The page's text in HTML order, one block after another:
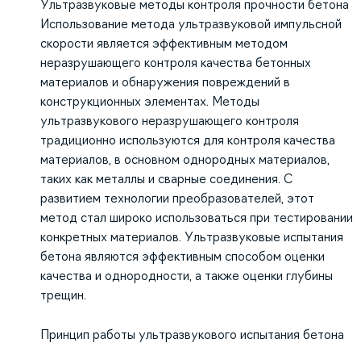
Ультразвуковые методы контроля прочности бетона
Использование метода ультразвуковой импульсной
скорости является эффективным методом
неразрушающего контроля качества бетонных
материалов и обнаружения повреждений в
конструкционных элементах. Методы
ультразвукового неразрушающего контроля
традиционно используются для контроля качества
материалов, в основном однородных материалов,
таких как металлы и сварные соединения. С
развитием технологии преобразователей, этот
метод стал широко использоваться при тестировании
конкретных материалов. Ультразвуковые испытания
бетона являются эффективным способом оценки
качества и однородности, а также оценки глубины
трещин.
Принцип работы ультразвукового испытания бетона